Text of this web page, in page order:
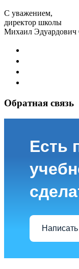
С уважением,
директор школы
Михаил Эдуардович
Обратная связь
Есть